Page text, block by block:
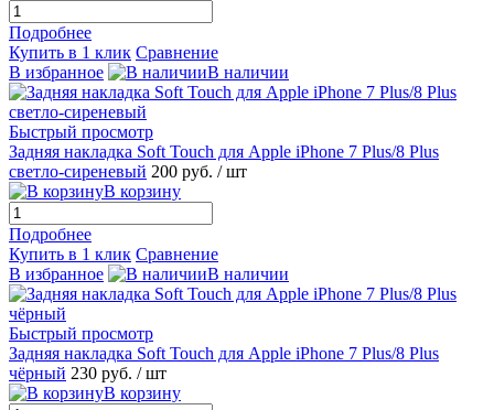
Подробнее
Купить в 1 клик Сравнение
В избранное
В наличии
Быстрый просмотр
Задняя накладка Soft Touch для Apple iPhone 7 Plus/8 Plus
светло-сиреневый 200 руб. / шт
В корзину
Подробнее
Купить в 1 клик Сравнение
В избранное
В наличии
Быстрый просмотр
Задняя накладка Soft Touch для Apple iPhone 7 Plus/8 Plus
чёрный 230 руб. / шт
В корзину